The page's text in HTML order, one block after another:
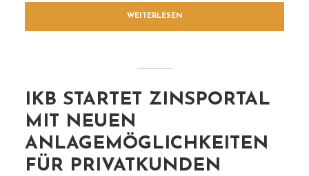
WEITERLESEN
IKB STARTET ZINSPORTAL
MIT NEUEN
ANLAGEMÖGLICHKEITEN
FÜR PRIVATKUNDEN